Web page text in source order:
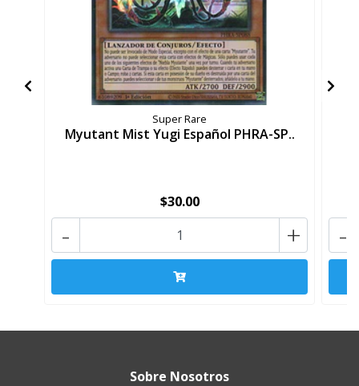
Super Rare
Myutant Mist Yugi Español PHRA-SP..
$30.00
+
- -
Sobre Nosotros